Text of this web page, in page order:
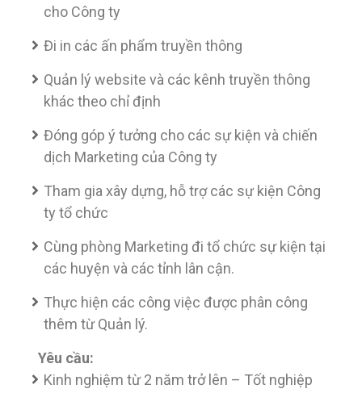
cho Công ty
Đi in các ấn phẩm truyền thông
Quản lý website và các kênh truyền thông
khác theo chỉ định
Đóng góp ý tưởng cho các sự kiện và chiến
dịch Marketing của Công ty
Tham gia xây dựng, hỗ trợ các sự kiện Công
ty tổ chức
Cùng phòng Marketing đi tổ chức sự kiện tại
các huyện và các tỉnh lân cận.
Thực hiện các công việc được phân công
thêm từ Quản lý.
Yêu cầu:
Kinh nghiệm từ 2 năm trở lên – Tốt nghiệp